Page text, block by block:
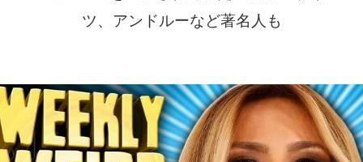
ツ、アンドルーなど著名人も